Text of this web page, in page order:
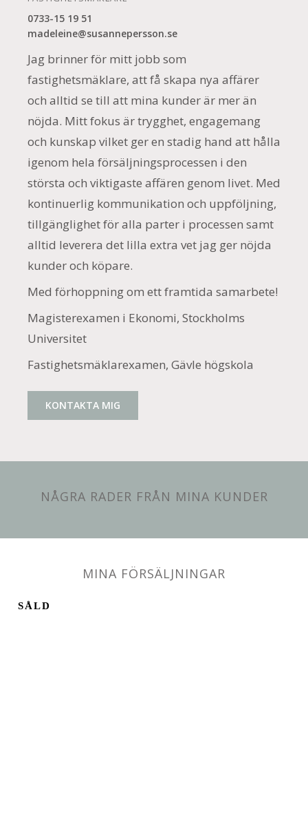
0733-15 19 51
madeleine@susannepersson.se
Jag brinner för mitt jobb som
fastighetsmäklare, att få skapa nya affärer
och alltid se till att mina kunder är mer än
nöjda. Mitt fokus är trygghet, engagemang
och kunskap vilket ger en stadig hand att hålla
igenom hela försäljningsprocessen i den
största och viktigaste affären genom livet. Med
kontinuerlig kommunikation och uppföljning,
tillgänglighet för alla parter i processen samt
alltid leverera det lilla extra vet jag ger nöjda
kunder och köpare.
Med förhoppning om ett framtida samarbete!
Magisterexamen i Ekonomi, Stockholms
Universitet
Fastighetsmäklarexamen, Gävle högskola
KONTAKTA MIG
NÅGRA RADER FRÅN MINA KUNDER
MINA FÖRSÄLJNINGAR
SÅLD